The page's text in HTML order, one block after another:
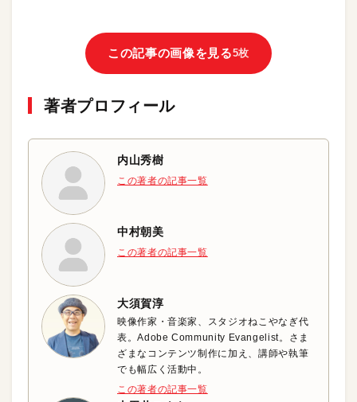
この記事の画像を見る5枚
著者プロフィール
内山秀樹
この著者の記事一覧
中村朝美
この著者の記事一覧
大須賀淳
映像作家・音楽家、スタジオねこやなぎ代
表。Adobe Community Evangelist。さま
ざまなコンテンツ制作に加え、講師や執筆
でも幅広く活動中。
この著者の記事一覧